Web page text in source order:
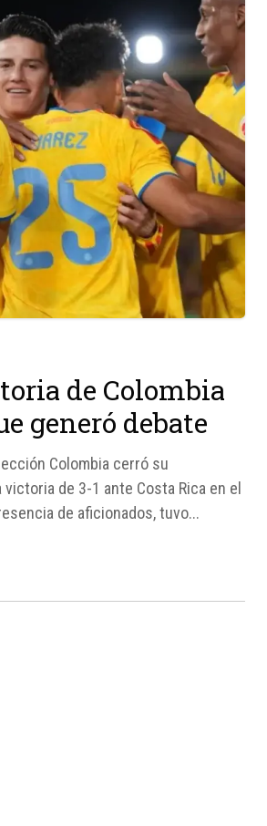
de Colombia
generó debate
Colombia cerró su
de 3-1 ante Costa Rica en el
de aficionados, tuvo...